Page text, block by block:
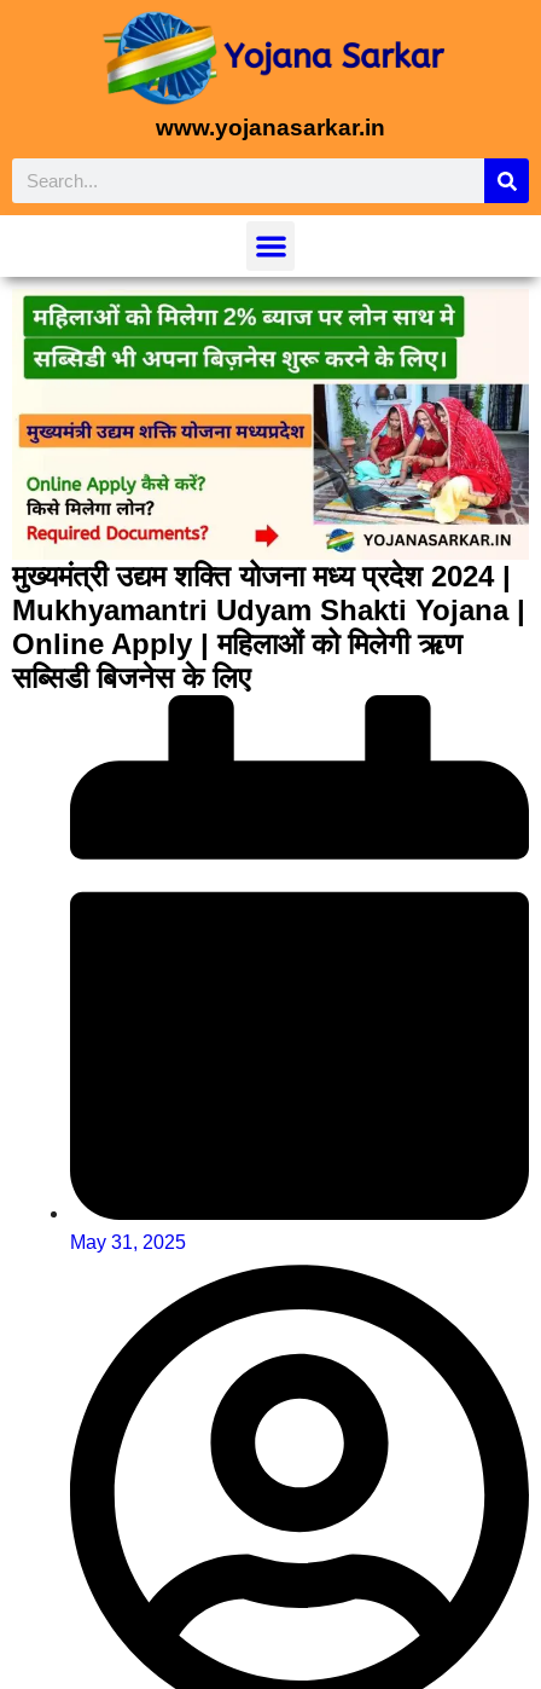
www.yojanasarkar.in
मुख्यमंत्री उद्यम शक्ति योजना मध्य प्रदेश 2024 |
Mukhyamantri Udyam Shakti Yojana |
Online Apply | महिलाओं को मिलेगी ऋण
सब्सिडी बिजनेस के लिए
May 31, 2025